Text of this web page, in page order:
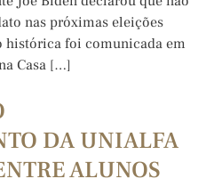
nas próximas eleições
histórica foi comunicada em
Casa […]
DA UNIALFA
ALUNOS